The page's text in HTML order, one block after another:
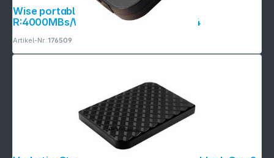
Wise portable i4 Mobile SSD 1TB
R:4000MBs/W:3500MBs WI-MBS-1024
Artikel-Nr.:176509